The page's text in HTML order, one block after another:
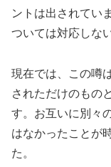
ントは出されてい
ついては対応しな
現在では、この噂
されただけのもの
す。お互いに別々
はなかったことが
た。